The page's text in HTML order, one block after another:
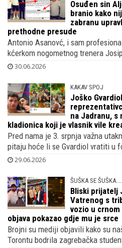
Osuđen sin
branio kako
zabranu
prethodne presude
Antonio Asanovć, i sam
kćerkom nogometnog trenera
30.06.2026
KAKAV SPOJ
Joško
na Jadranu, s
kladionica koji je vlasnik vile
Pred nama je 3. srpnja važna
pitaju hoće li se Gvardiol vratiti u
29.06.2026
ŠUŠKA SE ŠUŠKA....
Bliski prijatelj
Vatrenog s
vozio u
objava pokazao gdje mu je srce
Brojni su mediji objavili kako su
Torontu bodrila zagrebačka